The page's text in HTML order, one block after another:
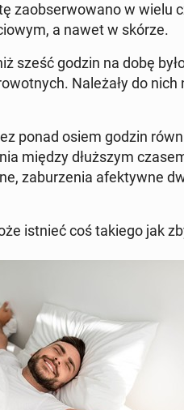
za­ob­ser­wo­wa­no w wielu
a nawet w skórze.
sześć godzin na dobę
Na­le­ża­ły do
ponad osiem godzin
między dłuż­szym
za­bu­rze­nia afek­tyw­ne
istnieć coś takiego jak